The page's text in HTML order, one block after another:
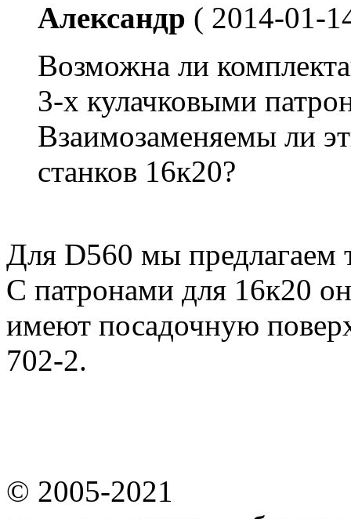
Александр ( 2014-01-
Возможна ли
3-х кулачковыми
Взаимозаменяемы ли
станков 16к20?
Для D560 мы предлагаем
С патронами для 16к20
имеют посадочную
702-2.
© 2005-2021